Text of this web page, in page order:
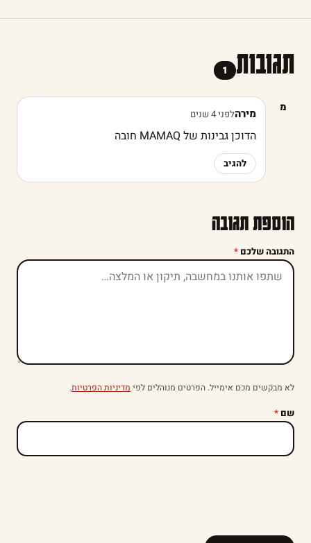
תגובות 1
מ מירהלפני 4 שנים
הדוכן גבינות של MAMAQ חובה
להגיב
הוספת תגובה
התגובה שלכם *
לא מבקשים מכם אימייל. הפרטים מנוהלים לפי מדיניות הפרטיות.
שם *